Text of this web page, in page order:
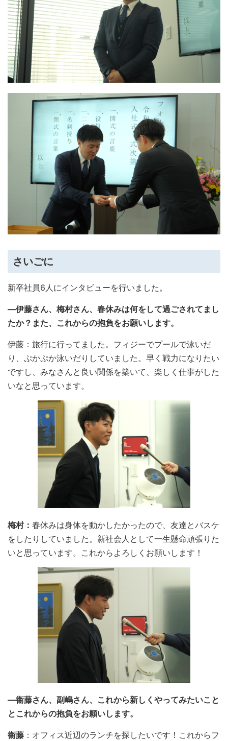
さいごに
新卒社員6人にインタビューを行いました。
―伊藤さん、梅村さん、春休みは何をして過ごされてまし
たか？また、これからの抱負をお願いします。
伊藤：旅行に行ってました。フィジーでプールで泳いだ
り、ぷかぷか泳いだりしていました。早く戦力になりたい
ですし、みなさんと良い関係を築いて、楽しく仕事がした
いなと思っています。
梅村： 春休みは身体を動かしたかったので、友達とバスケ
をしたりしていました。新社会人として一生懸命頑張りた
いと思っています。これからよろしくお願いします！
―衞藤さん、副嶋さん、これから新しくやってみたいこと
とこれからの抱負をお願いします。
衞藤 ：オフィス近辺のランチを探したいです！これからフ